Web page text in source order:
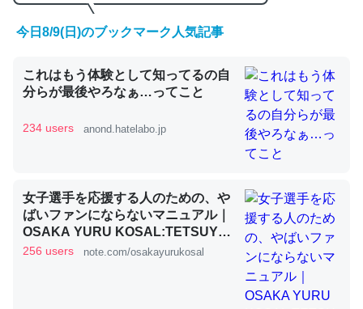
くらい。小説でいう「ずっと前の伏線」は回収されないけ
ど、短期記憶というには多い分量。進化すればするほど分
かりやすく強くなりそう
─GPTの仕組みと限界についての考察（１） - conceptualization
昆虫ってカルシウム少ないのか。知らんかった。調べたら
コオロギのカルシウム分はエビの600分の1程度。
─ニュース :: 【研究発表】昆虫学の大問題＝「昆虫はなぜ海にいな
今日8/9(日)のブックマーク人気記事
これはもう体験として知ってるの自
分らが最後やろなぁ…ってこと
234 users anond.hatelabo.jp
女子選手を応援する人のための、や
ばいファンにならないマニュアル｜
OSAKA YURU KOSAL:TETSUYA
KITAMOTO
256 users note.com/osakayurukosal